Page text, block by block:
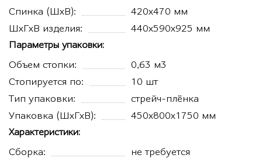
Спинка (ШхВ):
420х470 мм
ШхГхВ изделия:
440х590х925 мм
Параметры упаковки:
Объем стопки:
0,63 м3
Стопируется по:
10 шт
Тип упаковки:
стрейч-плёнка
Упаковка (ШхГхВ):
450х800х1750 мм
Характеристики:
Сборка: не требуется